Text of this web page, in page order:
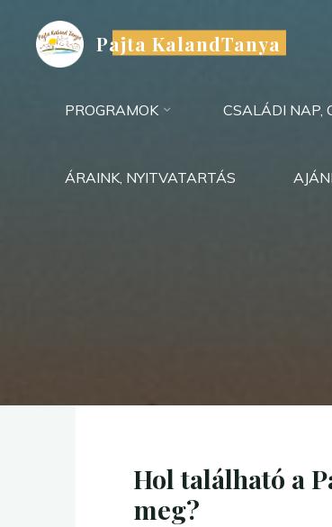
content
Pajta KalandTanya
PROGRAMOK CSALÁDI NAP,
ÁRAINK, NYITVATARTÁS
Hol található a
meg?